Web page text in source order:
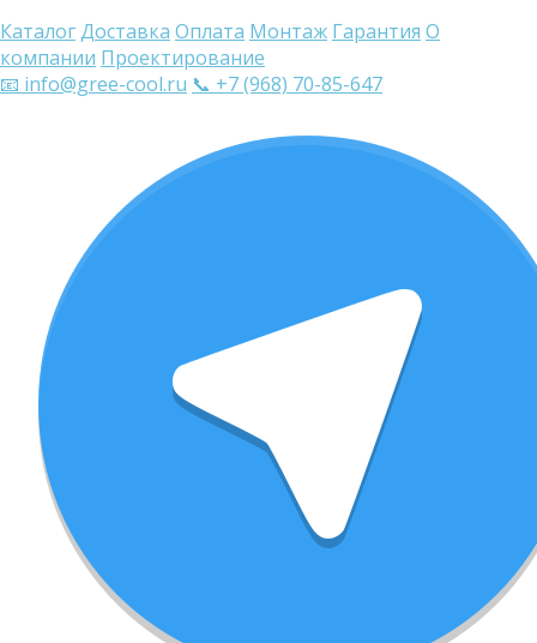
КаталогДоставка Оплата Монтаж Гарантия О
компании Проектирование
📧 info@gree-cool.ru 📞 +7 (968) 70-85-647